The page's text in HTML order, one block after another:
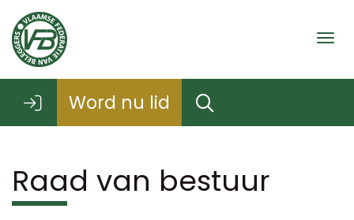
Word nu lid
Raad van bestuur